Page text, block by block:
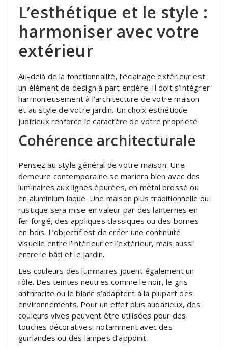
L’esthétique et le style :
harmoniser avec votre
extérieur
Au-delà de la fonctionnalité, l’éclairage extérieur est
un élément de design à part entière. Il doit s’intégrer
harmonieusement à l’architecture de votre maison
et au style de votre jardin. Un choix esthétique
judicieux renforce le caractère de votre propriété.
Cohérence architecturale
Pensez au style général de votre maison. Une
demeure contemporaine se mariera bien avec des
luminaires aux lignes épurées, en métal brossé ou
en aluminium laqué. Une maison plus traditionnelle ou
rustique sera mise en valeur par des lanternes en
fer forgé, des appliques classiques ou des bornes
en bois. L’objectif est de créer une continuité
visuelle entre l’intérieur et l’extérieur, mais aussi
entre le bâti et le jardin.
Les couleurs des luminaires jouent également un
rôle. Des teintes neutres comme le noir, le gris
anthracite ou le blanc s’adaptent à la plupart des
environnements. Pour un effet plus audacieux, des
couleurs vives peuvent être utilisées pour des
touches décoratives, notamment avec des
guirlandes ou des lampes d’appoint.